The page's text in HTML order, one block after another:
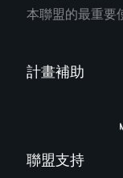
本聯盟的最重要
計畫補助
聯盟支持